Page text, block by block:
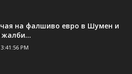
на фалшиво евро в Шумен и
жалби...
PM